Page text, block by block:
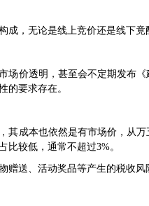
，无论是线上竞价还是线下竟
价透明，甚至会不定期发布《
的要求存在。
成本也依然是有市场价，从万
比较低，通常不超过3%。
送、活动奖品等产生的税收风